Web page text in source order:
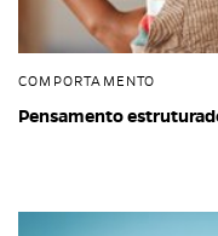
COMPORTAMENTO
Pensamento